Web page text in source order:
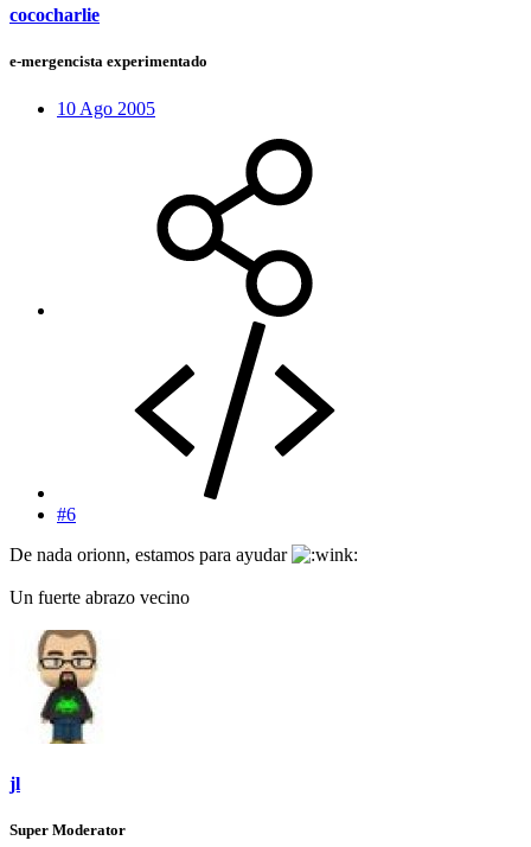
cococharlie
e-mergencista experimentado
10 Ago 2005
#6
De nada orionn, estamos para ayudar
Un fuerte abrazo vecino
jl
Super Moderator